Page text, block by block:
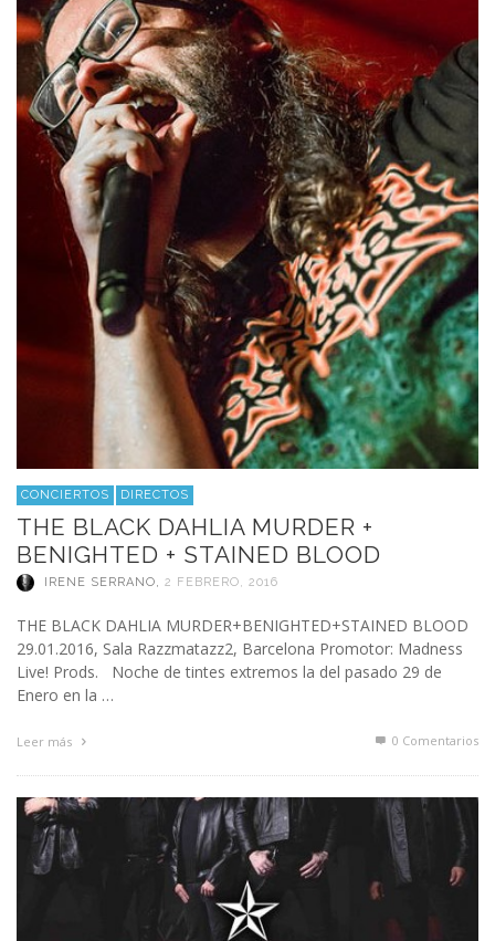
CONCIERTOS DIRECTOS
THE BLACK DAHLIA MURDER +
BENIGHTED + STAINED BLOOD
IRENE SERRANO, 2 FEBRERO, 2016
THE BLACK DAHLIA MURDER+BENIGHTED+STAINED BLOOD
29.01.2016, Sala Razzmatazz2, Barcelona Promotor: Madness
Live! Prods. Noche de tintes extremos la del pasado 29 de
Enero en la …
Leer más 0 Comentarios